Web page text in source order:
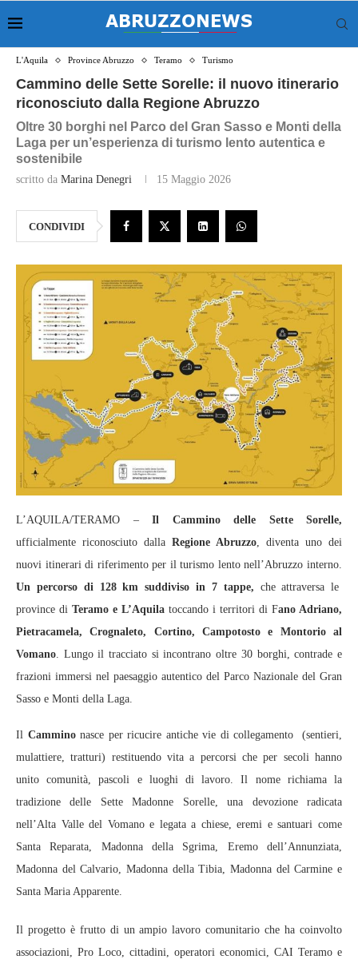
L'Aquila Province Abruzzo Teramo Turismo
Cammino delle Sette Sorelle: il nuovo itinerario
riconosciuto dalla Regione Abruzzo
Oltre 30 borghi nel Parco del Gran Sasso e Monti della
Laga per un’esperienza di turismo lento autentica e
sostenibile
scritto da Marina Denegri 15 Maggio 2026
CONDIVIDI
L’AQUILA/TERAMO –Il Cammino delle Sette Sorelle,
ufficialmente riconosciuto dalla Regione Abruzzo , diventa uno dei
nuovi itinerari di riferimento per il turismo lento nell’Abruzzo interno.
Un percorso di 128 km suddiviso in 7 tappe, che attraversa le
province di Teramo e L’Aquila toccando i territori di Fano Adriano,
Pietracamela, Crognaleto, Cortino, Campotosto e Montorio al
Vomano . Lungo il tracciato si incontrano oltre 30 borghi, contrade e
frazioni immersi nel paesaggio autentico del Parco Nazionale del Gran
Sasso e Monti della Laga.
Il Camminonasce per ricucire antiche vie di collegamento (sentieri,
mulattiere, tratturi) restituendo vita a percorsi che per secoli hanno
unito comunità, pascoli e luoghi di lavoro. Il nome richiama la
tradizione delle Sette Madonne Sorelle, una devozione radicata
nell’Alta Valle del Vomano e legata a chiese, eremi e santuari come
Santa Reparata, Madonna della Sgrima, Eremo dell’Annunziata,
Madonna del Calvario, Madonna della Tibia, Madonna del Carmine e
Santa Maria Apparente.
Il progetto è frutto di un ampio lavoro comunitario che ha coinvolto
associazioni, Pro Loco, cittadini, operatori economici, CAI Teramo e